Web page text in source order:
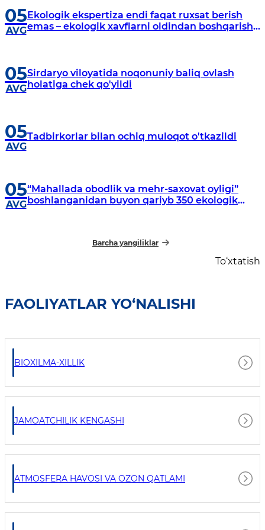
05
AVG
Ekologik ekspertiza endi faqat ruxsat berish
emas – ekologik xavflarni oldindan boshqarish
05
AVG
Sirdaryo viloyatida noqonuniy baliq ovlash
holatiga chek qo'yildi
05
AVG
Tadbirkorlar bilan ochiq muloqot o'tkazildi
05
AVG
“Mahallada obodlik va mehr-saxovat oyligi”
boshlanganidan buyon qariyb 350 ekologik
Barcha yangiliklar
To‘xtatish
FAOLIYATLAR YO‘NALISHI
BIOXILMA-XILLIK
JAMOATCHILIK KENGASHI
ATMOSFERA HAVOSI VA OZON QATLAMI